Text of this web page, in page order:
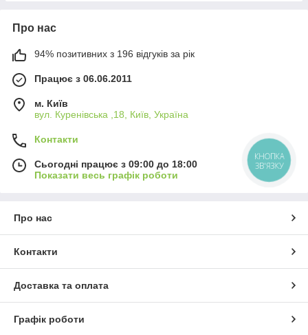
Про нас
94% позитивних з 196 відгуків за рік
Працює з 06.06.2011
м. Київ
вул. Куренівська ,18, Київ, Україна
Контакти
Сьогодні працює з 09:00 до 18:00
Показати весь графік роботи
Про нас
Контакти
Доставка та оплата
Графік роботи
КНОПКА
ЗВ'ЯЗКУ